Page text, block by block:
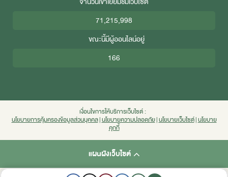
71,215,998
ขณะนี้มีผู้ออนไลน์อยู่
166
เงื่อนไขการให้บริการเว็บไซต์ :
นโยบายการคุ้มครองข้อมูลส่วนบุคคล|นโยบายความปลอดภัย|นโยบายเว็บไซต์|นโยบาย
คุกกี้
แผนผังเว็บไซต์